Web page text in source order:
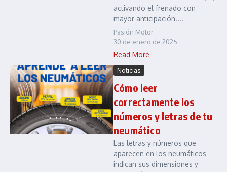
activando el frenado con
mayor anticipación....
Pasión Motor
30 de enero de 2025
Read More
Noticias
Cómo leer
correctamente los
números y letras de tu
neumático
Las letras y números que
aparecen en los neumáticos
indican sus dimensiones y